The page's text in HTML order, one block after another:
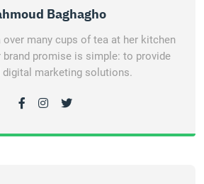
Baghagho
over many cups of tea at her kitchen
brand promise is simple: to provide
digital marketing solutions.